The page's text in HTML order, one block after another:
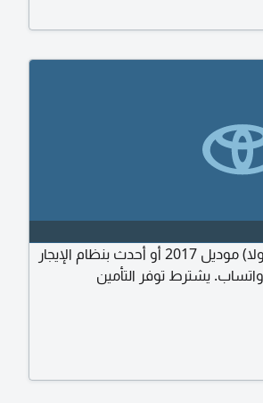
أحتاج لاستئجار سيارة (النترا أو كورولا) موديل 2017 أو أحدث بنظام الإيجار
يشترط توفر التأمين